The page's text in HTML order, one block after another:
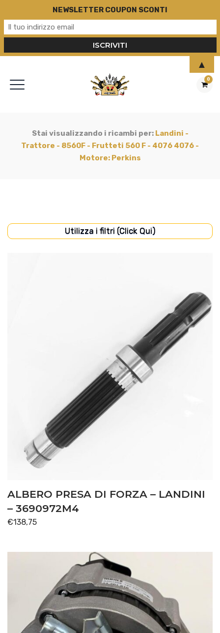
0
Stai visualizzando i ricambi per: Landini -
Trattore - 8560F - Frutteti 560 F - 4076 4076 -
Motore: Perkins
Utilizza i filtri (Click Qui)
(108)
IMPIANTO IDRAULICO(35)
LUBRIFICAZIONE(23)
(244)
POMPE(67)
PONTE ANTERIORE
TRASMISSIONE(129)
Disponibile
ALBERO PRESA DI FORZA – LANDINI
– 3690972M4
€138,75
NEWSLETTER COUPON SCONTI
▲